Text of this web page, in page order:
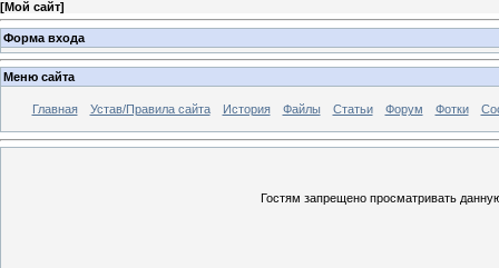
[Мой сайт]
Форма входа
Меню сайта
Главная Устав/Правила сайта История Файлы Статьи Форум Фотки
Гостям запрещено просматривать